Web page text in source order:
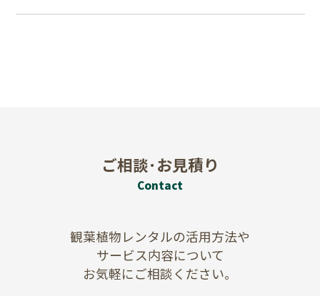
ご相談･お見積り
Contact
観葉植物レンタルの活用方法や
サービス内容について
お気軽にご相談ください。